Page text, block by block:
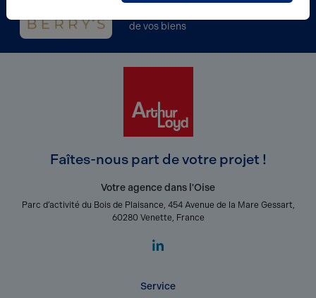
de vos biens
Faîtes-nous part de votre projet !
Votre agence dans l'Oise
Parc d’activité du Bois de Plaisance, 454 Avenue de la Mare Gessart,
60280 Venette, France
Service